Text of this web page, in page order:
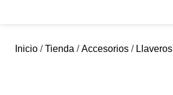
Inicio /Tienda /Accesorios / Llaveros